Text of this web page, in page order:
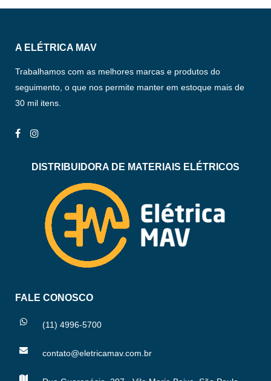
A ELÉTRICA MAV
Trabalhamos com as melhores marcas e produtos do
seguimento, o que nos permite manter em estoque mais de
30 mil itens.
DISTRIBUIDORA DE MATERIAIS ELÉTRICOS
FALE CONOSCO
(11) 4996-5700
contato@eletricamav.com.br